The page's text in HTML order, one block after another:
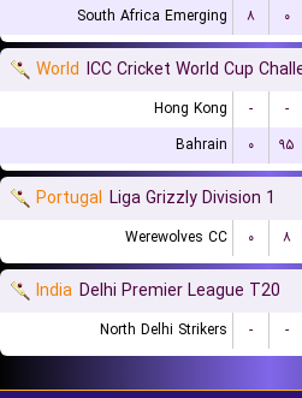
South Africa Emerging
۸ ۰
World ICC Cricket World Cup
Hong Kong - -
Bahrain
۰ ۹۵
Portugal Liga Grizzly Division 1
Werewolves CC ۰ ۸
India Delhi Premier League T20
North Delhi Strikers - -